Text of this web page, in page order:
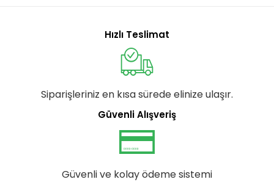
Hızlı Teslimat
Siparişleriniz en kısa sürede elinize ulaşır.
Güvenli Alışveriş
Güvenli ve kolay ödeme sistemi